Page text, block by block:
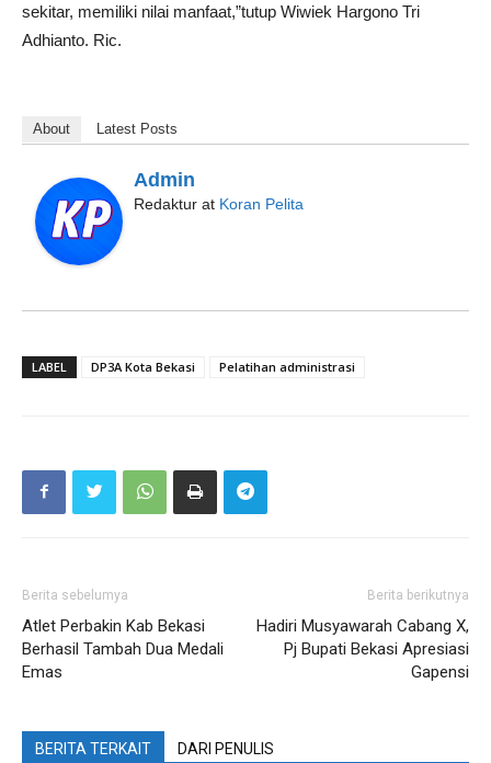
sekitar, memiliki nilai manfaat,”tutup Wiwiek Hargono Tri
Adhianto. Ric.
About Latest Posts
Admin
Redaktur at Koran Pelita
LABEL DP3A Kota Bekasi Pelatihan administrasi
Berita sebelumya
Atlet Perbakin Kab Bekasi
Berhasil Tambah Dua Medali
Emas
Berita berikutnya
Hadiri Musyawarah Cabang X,
Pj Bupati Bekasi Apresiasi
Gapensi
BERITA TERKAIT DARI PENULIS